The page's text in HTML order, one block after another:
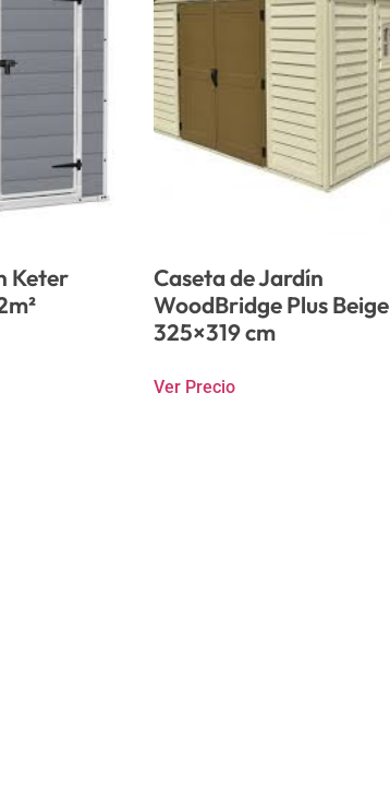
Keter
Caseta de Jardín
WoodBridge Plus Beige
325×319 cm
Ver Precio